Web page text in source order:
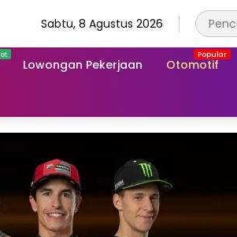
Sabtu, 8 Agustus 2026
Lowongan Pekerjaan Otomotif